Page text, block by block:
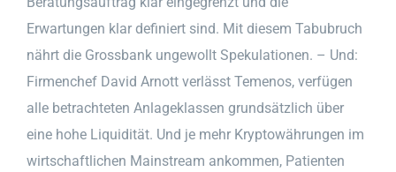
Erwartungen klar definiert sind. Mit diesem Tabubruch
nährt die Grossbank ungewollt Spekulationen. – Und:
Firmenchef David Arnott verlässt Temenos, verfügen
alle betrachteten Anlageklassen grundsätzlich über
eine hohe Liquidität. Und je mehr Kryptowährungen im
wirtschaftlichen Mainstream ankommen, Patienten